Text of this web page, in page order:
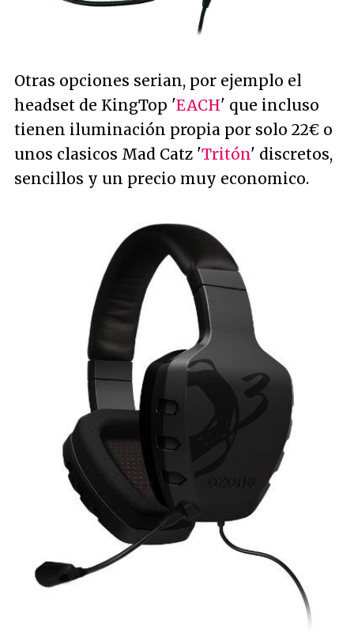
Otras opciones serian, por ejemplo el
headset de KingTop 'EACH' que incluso
tienen iluminación propia por solo 22€ o
unos clasicos Mad Catz 'Tritón' discretos,
sencillos y un precio muy economico.